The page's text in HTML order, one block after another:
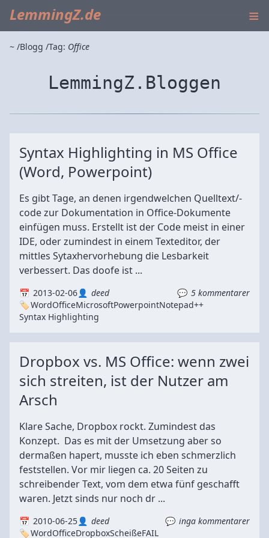
LemmingZ.de ≡
~ Blogg Tag: Office
LemmingZ.Bloggen
Syntax Highlighting in MS Office
(Word, Powerpoint)
Es gibt Tage, an denen irgendwelchen Quelltext/-
code zur Dokumentation in Office-Dokumente
einfügen muss. Erstellt ist der Code meist in einer
IDE, oder zumindest in einem Texteditor, der
mittles Sytaxhervorhebung die Lesbarkeit
verbessert. Das doofe ist ...
2013-02-06 deed
5 kommentarer
WordOfficeMicrosoftPowerpointNotepad++
Syntax Highlighting
Dropbox vs. MS Office: wenn zwei
sich streiten, ist der Nutzer am
Arsch
Klare Sache, Dropbox rockt. Zumindest das
Konzept. Das es mit der Umsetzung aber so
dermaßen hapert, musste ich eben schmerzlich
feststellen. Vor mir liegen ca. 20 Seiten zu
schreibender Text, vom dem etwa fünf geschafft
waren. Jetzt sinds nur noch dr ...
2010-06-25 deed
inga kommentarer
WordOfficeDropboxScheißeFAIL